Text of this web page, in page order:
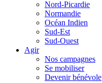
Nord-Picardie
Normandie
Océan Indien
Sud-Est
Sud-Ouest
Agir
Nos campagnes
Se mobiliser
Devenir bénévole